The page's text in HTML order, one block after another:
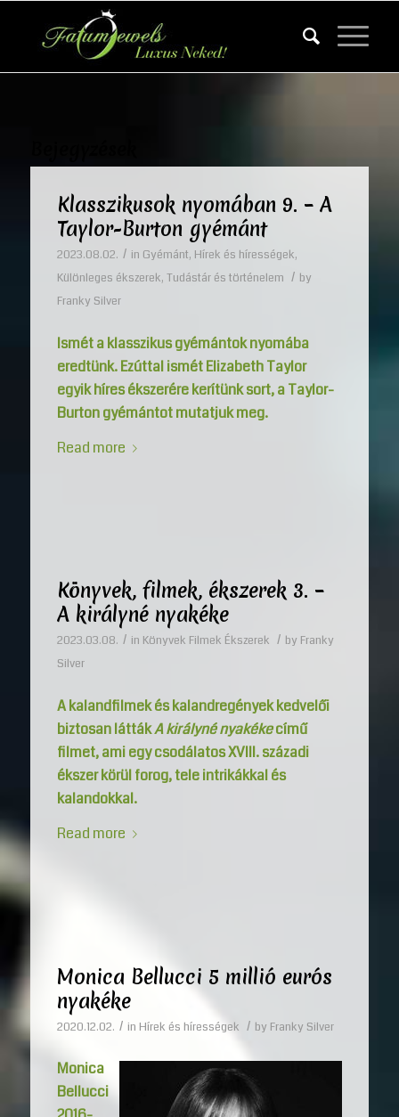
Klasszikusok nyomában 9. – A
Taylor-Burton gyémánt
2023.08.02. / in Gyémánt, Hírek és hírességek,
Különleges ékszerek, Tudástár és történelem / by
Franky Silver
Ismét a klasszikus gyémántok nyomába
eredtünk. Ezúttal ismét Elizabeth Taylor
egyik híres ékszerére kerítünk sort, a Taylor-
Burton gyémántot mutatjuk meg.
Read more
Könyvek, filmek, ékszerek 3. –
A királyné nyakéke
2023.03.08. / in Könyvek Filmek Ékszerek / by Franky
Silver
A kalandfilmek és kalandregények kedvelői
biztosan láttákA királyné nyakékecímű
filmet, ami egy csodálatos XVIII. századi
ékszer körül forog, tele intrikákkal és
kalandokkal.
Read more
Monica Bellucci 5 millió eurós
nyakéke
2020.12.02. / in Hírek és hírességek / by Franky Silver
Monica
Bellucci